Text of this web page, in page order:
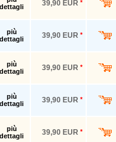
dettagli
39,90 EUR *
più
dettagli
39,90 EUR *
più
dettagli
39,90 EUR *
più
dettagli
39,90 EUR *
più
dettagli
39,90 EUR *